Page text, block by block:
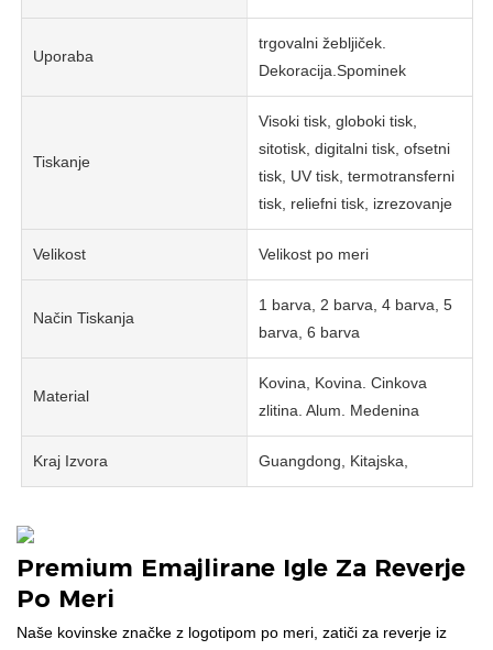
Uporaba
trgovalni žebljiček.
Dekoracija.Spominek
Tiskanje
Visoki tisk, globoki tisk,
sitotisk, digitalni tisk, ofsetni
tisk, UV tisk, termotransferni
tisk, reliefni tisk, izrezovanje
Velikost Velikost po meri
Način Tiskanja
1 barva, 2 barva, 4 barva, 5
barva, 6 barva
Material
Kovina, Kovina. Cinkova
zlitina. Alum. Medenina
Kraj Izvora Guangdong, Kitajska,
Premium Emajlirane Igle Za Reverje
Po Meri
Naše kovinske značke z logotipom po meri, zatiči za reverje iz